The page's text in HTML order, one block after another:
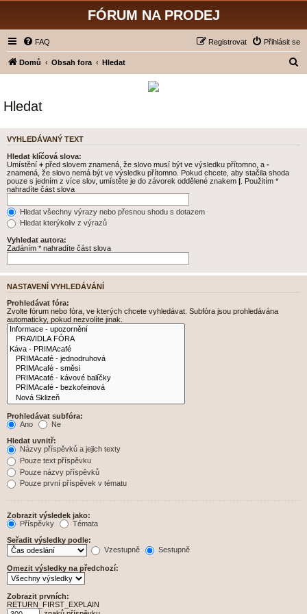
FÓRUM NA PRODEJ
FAQ Přihlásit se
Registrovat
Domů Obsah fora Hledat
a
t
Hledat
VYHLEDÁVANÝ TEXT
Hledat klíčová slova:
Umístění + před slovem znamená, že slovo musí být ve výsledku přítomno, a -
znamená, že slovo nemá být ve výsledku přítomno. Pokud chcete, aby stačila shoda
pouze s jedním z více slov, umístěte je do závorek oddělené znakem | . Použitím *
nahradíte část slova
Hledat všechny výrazy nebo přesnou shodu s dotazem
Hledat kterýkoliv z výrazů
Vyhledat autora:
Zadáním * nahradíte část slova
NASTAVENÍ VYHLEDÁVÁNÍ
Prohledávat fóra:
Zvolte fórum nebo fóra, ve kterých chcete vyhledávat. Subfóra jsou prohledávána
automaticky, pokud nezvolíte jinak.
Prohledávat subfóra:
Ano
Ne
Hledat uvnitř:
Názvy příspěvků a jejich texty
Pouze text příspěvku
Pouze názvy příspěvků
Pouze první příspěvek v tématu
Zobrazit výsledek jako:
Příspěvky
Témata
Seřadit výsledky podle:
Vzestupně
Sestupně
Omezit výsledky na předchozí:
Zobrazit prvních:
RETURN_FIRST_EXPLAIN